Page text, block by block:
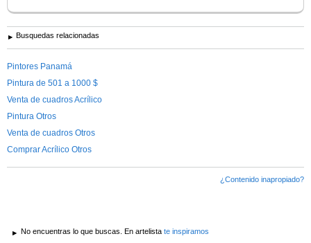
Busquedas relacionadas
Pintores Panamá
Pintura de 501 a 1000 $
Venta de cuadros Acrílico
Pintura Otros
Venta de cuadros Otros
Comprar Acrílico Otros
¿Contenido inapropiado?
No encuentras lo que buscas. En artelista te inspiramos